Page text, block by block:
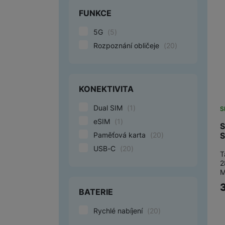
Marketingové cookies
FUNKCE
5G (5)
Rozpoznání obličeje
(20)
KONEKTIVITA
Dual SIM (1 )
eSIM
(1 )
Paměťová karta
(20)
USB-C
(20)
BATERIE
Rychlé nabíjení (20)